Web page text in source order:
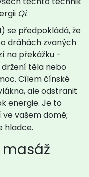
Qi.
se předpokládá, že
dráhách zvaných
na překážku -
těla nebo
Cílem čínské
ale odstranit
energie. Je to
vašem domě;
hladce.
masáž